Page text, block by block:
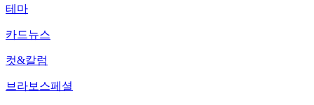
테마
카드뉴스
컷&칼럼
브라보스페셜